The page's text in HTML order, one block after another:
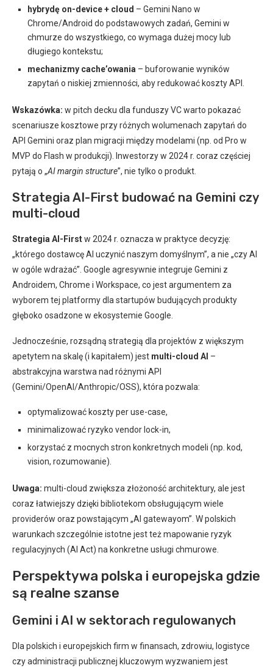
hybrydę on-device + cloud – Gemini Nano w
Chrome/Android do podstawowych zadań, Gemini w
chmurze do wszystkiego, co wymaga dużej mocy lub
długiego kontekstu;
mechanizmy cache’owania – buforowanie wyników
zapytań o niskiej zmienności, aby redukować koszty API.
Wskazówka: w pitch decku dla funduszy VC warto pokazać
scenariusze kosztowe przy różnych wolumenach zapytań do
API Gemini oraz plan migracji między modelami (np. od Pro w
MVP do Flash w produkcji). Inwestorzy w 2024 r. coraz częściej
pytają o „AI margin structure”, nie tylko o produkt.
Strategia AI-First budować na Gemini czy
multi-cloud
Strategia AI-Firstw 2024 r. oznacza w praktyce decyzję:
„którego dostawcę AI uczynić naszym domyślnym”, a nie „czy AI
w ogóle wdrażać”. Google agresywnie integruje Gemini z
Androidem, Chrome i Workspace, co jest argumentem za
wyborem tej platformy dla startupów budujących produkty
głęboko osadzone w ekosystemie Google.
Jednocześnie, rozsądną strategią dla projektów z większym
apetytem na skalę (i kapitałem) jest multi-cloud AI –
abstrakcyjna warstwa nad różnymi API
(Gemini/OpenAI/Anthropic/OSS), która pozwala:
optymalizować koszty per use-case,
minimalizować ryzyko vendor lock-in,
korzystać z mocnych stron konkretnych modeli (np. kod,
vision, rozumowanie).
Uwaga: multi-cloud zwiększa złożoność architektury, ale jest
coraz łatwiejszy dzięki bibliotekom obsługującym wiele
providerów oraz powstającym „AI gatewayom”. W polskich
warunkach szczególnie istotne jest też mapowanie ryzyk
regulacyjnych (AI Act) na konkretne usługi chmurowe.
Perspektywa polska i europejska gdzie
są realne szanse
Gemini i AI w sektorach regulowanych
Dla polskich i europejskich firm w finansach, zdrowiu, logistyce
czy administracji publicznej kluczowym wyzwaniem jest